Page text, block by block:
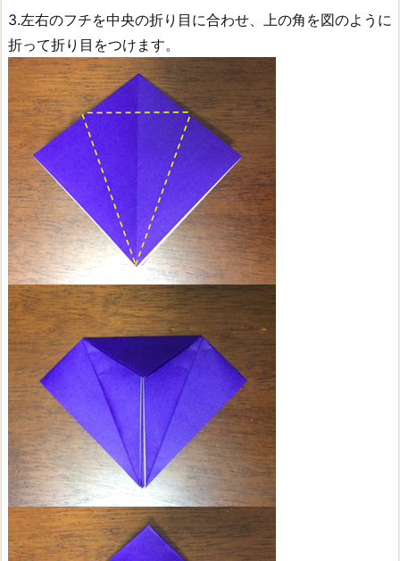
3.左右のフチを中央の折り目に合わせ、上の角を図のように
折って折り目をつけます。